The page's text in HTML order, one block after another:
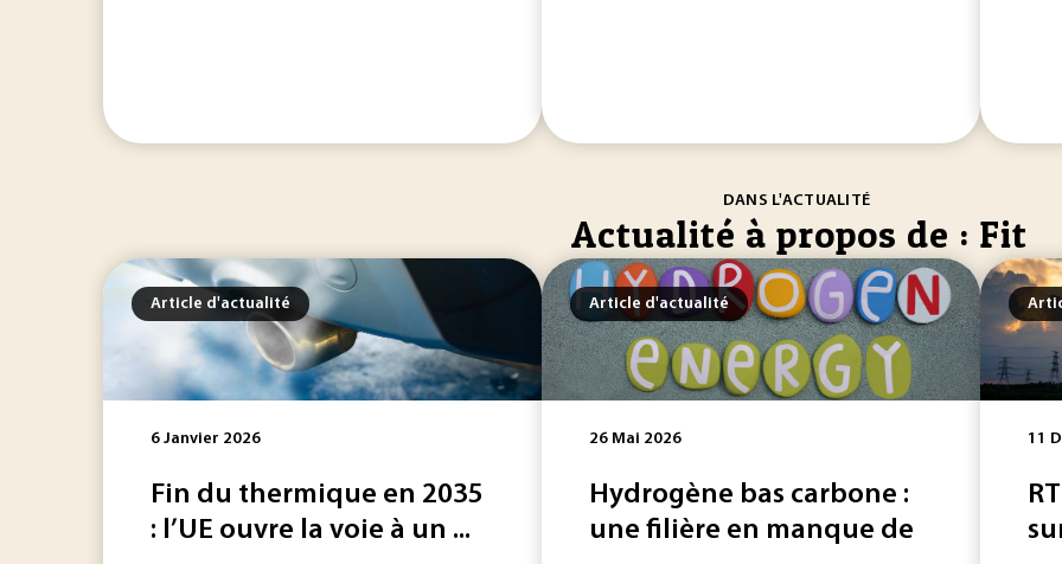
DANS L'ACTUALITÉ
Actualité à propos de : Fit
Article d'actualité
6 Janvier 2026
Fin du thermique en 2035
: l’UE ouvre la voie à un ...
Article d'actualité
26 Mai 2026
Hydrogène bas carbone :
une filière en manque de
11